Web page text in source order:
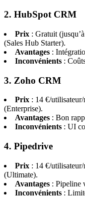
2. HubSpot CRM
Prix : Gratuit
(Sales Hub Starter).
Avantages :
Inconvénients :
3. Zoho CRM
Prix : 14 €/
(Enterprise).
Avantages : Bon
Inconvénients : UI
4. Pipedrive
Prix : 14 €/
(Ultimate).
Avantages : Pipeline
Inconvénients :